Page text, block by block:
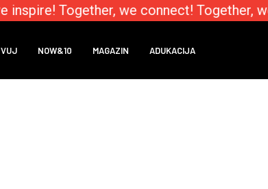
Together, we connect! Together,
NOW&10 MAGAZIN ADUKACIJA